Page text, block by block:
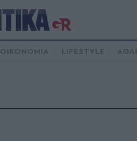
ΟΙΚΟΝΟΜΙΑ LIFESTYLE